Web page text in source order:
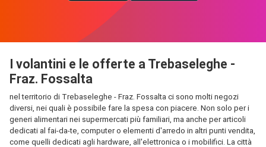
I volantini e le offerte a Trebaseleghe -
Fraz. Fossalta
nel territorio di Trebaseleghe - Fraz. Fossalta ci sono molti negozi
diversi, nei quali è possibile fare la spesa con piacere. Non solo per i
generi alimentari nei supermercati più familiari, ma anche per articoli
dedicati al fai-da-te, computer o elementi d'arredo in altri punti vendita,
come quelli dedicati agli hardware, all'elettronica o i mobilifici. La città